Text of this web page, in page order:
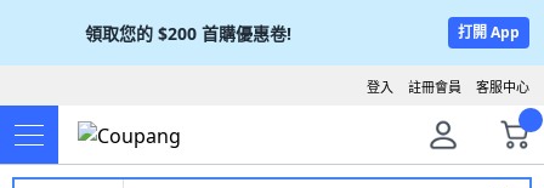
領取您的 $200 首購優惠卷! 打開 App
客服中心
註冊會員
登入